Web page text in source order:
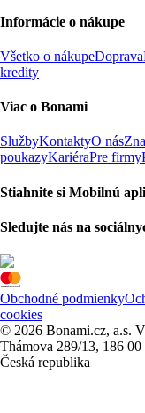
Informácie o nákupe
Všetko o nákupeDoprava
kredity
Viac o Bonami
SlužbyKontaktyO nás
poukazyKariéraPre firmy
Stiahnite si Mobilnú
Sledujte nás na
Obchodné podmienky
cookies
© 2026 Bonami.cz, a.s.
Thámova 289/13, 186 00
Česká republika